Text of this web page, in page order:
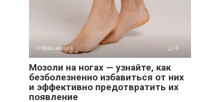
Образ жизни 0
Мозоли на ногах — узнайте, как
безболезненно избавиться от них
и эффективно предотвратить их
появление